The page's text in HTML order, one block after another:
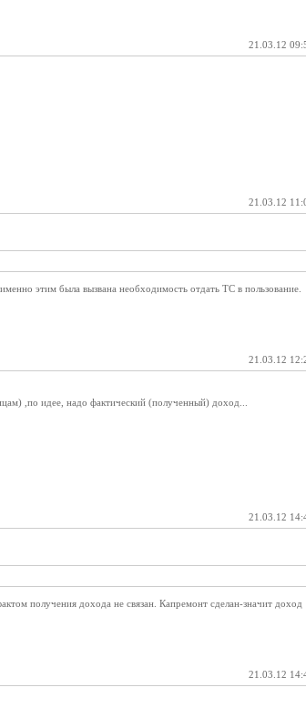
21.03.12
21.03.12
этим была вызвана необходимость отдать ТС в пользование.
21.03.12
,по идее, надо фактический (полученный) доход...
21.03.12
получения дохода не связан. Капремонт сделан-значит доход
21.03.12